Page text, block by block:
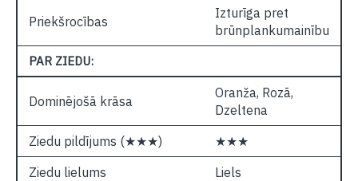
Priekšrocības
Izturīga pret
brūnplankumainību
PAR ZIEDU:
Dominējošā krāsa
Oranža, Rozā,
Dzeltena
Ziedu pildījums (★★★)
★★★
Ziedu lielums
Liels